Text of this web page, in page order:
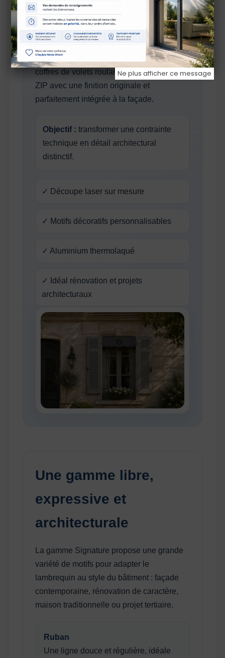
élément d’identité architecturale.
Formes graphiques, découpes ajourées,
lignes cintrées ou motifs personnalisés :
chaque modèle permet d’habiller les
coffres de volets roulants, BSO ou stores
ZIP avec une finition originale et
parfaitement intégrée à la façade.
Objectif : transformer une contrainte
technique en détail architectural
distinctif.
✓ Découpe laser sur mesure
✓ Motifs décoratifs personnalisables
✓ Aluminium thermolaqué
✓ Idéal rénovation et projets
architecturaux
Une gamme libre,
expressive et
architecturale
La gamme Signature propose une grande
variété de motifs pour adapter le
lambrequin au style du bâtiment : façade
contemporaine, rénovation de caractère,
maison traditionnelle ou projet tertiaire.
Ruban
Une ligne douce et régulière, idéale
Ne plus afficher ce message